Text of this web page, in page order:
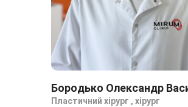
Бородько Олександр
Пластичний хірург , хірург